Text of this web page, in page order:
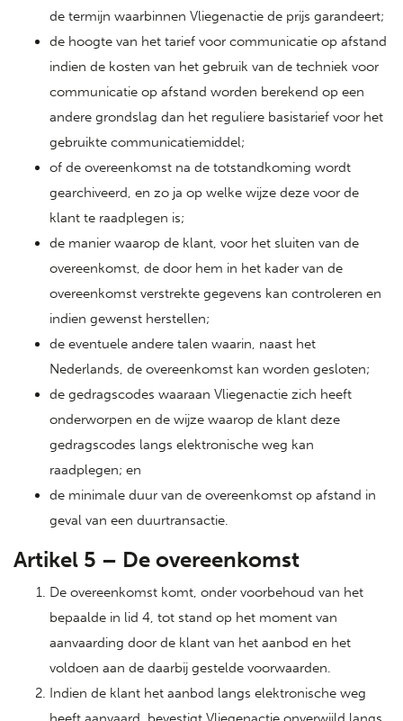
de termijn waarbinnen Vliegenactie de prijs garandeert;
de hoogte van het tarief voor communicatie op afstand
indien de kosten van het gebruik van de techniek voor
communicatie op afstand worden berekend op een
andere grondslag dan het reguliere basistarief voor het
gebruikte communicatiemiddel;
of de overeenkomst na de totstandkoming wordt
gearchiveerd, en zo ja op welke wijze deze voor de
klant te raadplegen is;
de manier waarop de klant, voor het sluiten van de
overeenkomst, de door hem in het kader van de
overeenkomst verstrekte gegevens kan controleren en
indien gewenst herstellen;
de eventuele andere talen waarin, naast het
Nederlands, de overeenkomst kan worden gesloten;
de gedragscodes waaraan Vliegenactie zich heeft
onderworpen en de wijze waarop de klant deze
gedragscodes langs elektronische weg kan
raadplegen; en
de minimale duur van de overeenkomst op afstand in
geval van een duurtransactie.
Artikel 5 – De overeenkomst
De overeenkomst komt, onder voorbehoud van het
bepaalde in lid 4, tot stand op het moment van
aanvaarding door de klant van het aanbod en het
voldoen aan de daarbij gestelde voorwaarden.
Indien de klant het aanbod langs elektronische weg